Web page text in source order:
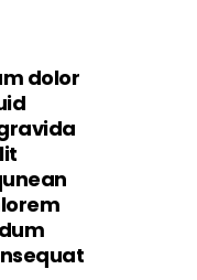
dolor